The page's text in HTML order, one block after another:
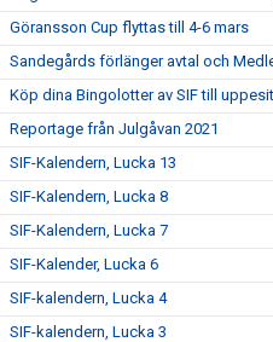
Göransson Cup flyttas till 4-6 mars
Sandegårds förlänger avtal och
Köp dina Bingolotter av SIF till
Reportage från Julgåvan 2021
SIF-Kalendern, Lucka 13
SIF-Kalendern, Lucka 8
SIF-Kalendern, Lucka 7
SIF-Kalender, Lucka 6
SIF-kalendern, Lucka 4
SIF-kalendern, Lucka 3